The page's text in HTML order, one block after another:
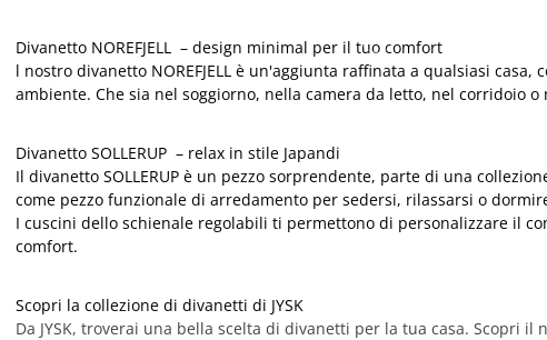
Divanetto NOREFJELL – design minimal per il tuo comfort
l nostro divanetto NOREFJELL è un'aggiunta raffinata a qualsiasi
ambiente. Che sia nel soggiorno, nella camera da letto, nel corridoio
Divanetto SOLLERUP – relax in stile Japandi
Il divanetto SOLLERUP è un pezzo sorprendente, parte di una
come pezzo funzionale di arredamento per sedersi, rilassarsi o
I cuscini dello schienale regolabili ti permettono di personalizzare il
comfort.
Scopri la collezione di divanetti di JYSK
Da JYSK, troverai una bella scelta di divanetti per la tua casa. Scopri il